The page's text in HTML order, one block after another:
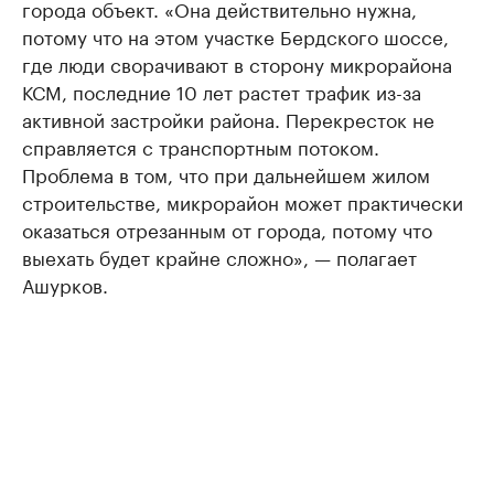
города объект. «Она действительно нужна,
потому что на этом участке Бердского шоссе,
где люди сворачивают в сторону микрорайона
КСМ, последние 10 лет растет трафик из-за
активной застройки района. Перекресток не
справляется с транспортным потоком.
Проблема в том, что при дальнейшем жилом
строительстве, микрорайон может практически
оказаться отрезанным от города, потому что
выехать будет крайне сложно», — полагает
Ашурков.